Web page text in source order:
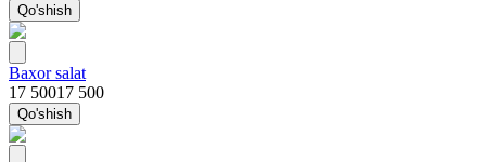
Qo'shish
Baxor salat
17 50017 500
Qo'shish